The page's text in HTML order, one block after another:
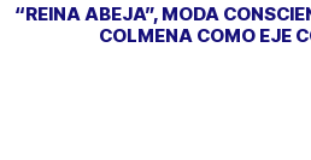
“REINA ABEJA”, MODA
COLMENA COMO EJE